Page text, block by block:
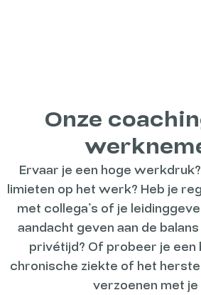
Onze
Ervaar je een hoge
limieten op het werk? Heb je
met collega’s of je
aandacht geven aan de
privétijd? Of probeer je een
chronische ziekte of het
verzoenen met je